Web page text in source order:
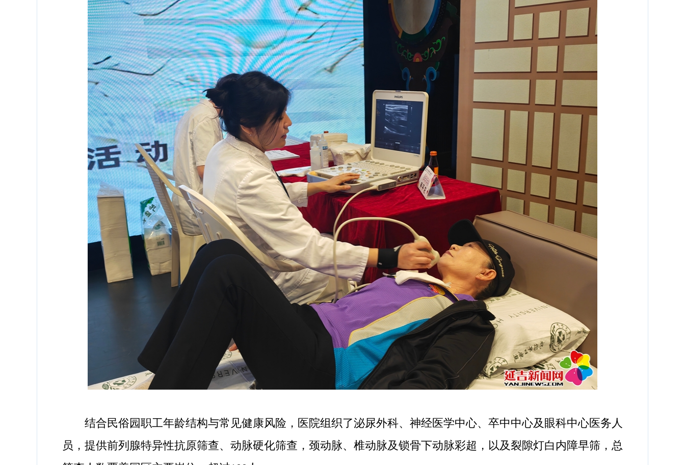
结合民俗园职工年龄结构与常见健康风险，医院组织了泌尿外科、神经医学中心、卒中中心及眼科中心医务人
员，提供前列腺特异性抗原筛查、动脉硬化筛查，颈动脉、椎动脉及锁骨下动脉彩超，以及裂隙灯白内障早筛，总